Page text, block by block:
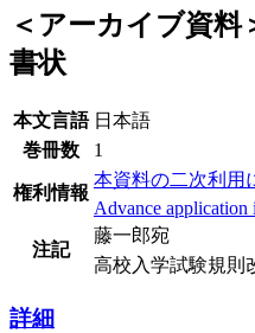
＜アーカイブ資料
書状
本文言語 日本語
巻冊数
1
権利情報
本資料の二次利用
Advance application
注記
藤一郎宛
高校入学試験規則
詳細